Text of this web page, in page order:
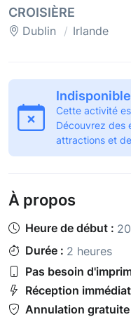
CROISIÈRE
Dublin Irlande
Indisponible
Cette activité
Découvrez des
attractions et
À propos
Heure de début :
Durée : 2 heures
Pas besoin
Réception
Annulation gratuite